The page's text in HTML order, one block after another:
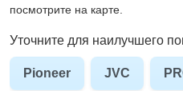
посмотрите на карте.
Уточните для наилучшего
Pioneer JVC